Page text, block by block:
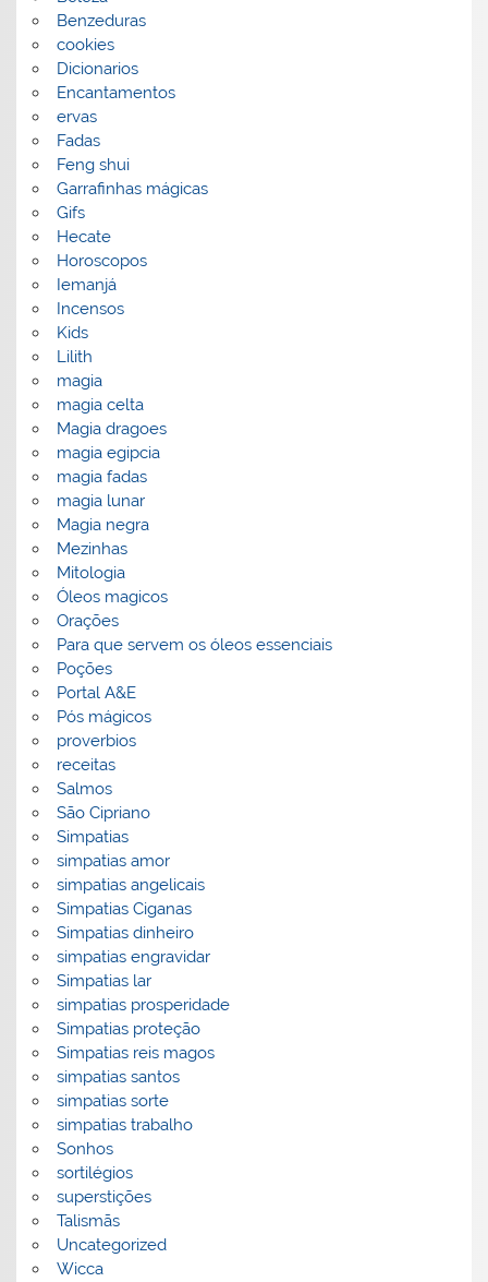
Benzeduras
cookies
Dicionarios
Encantamentos
ervas
Fadas
Feng shui
Garrafinhas mágicas
Gifs
Hecate
Horoscopos
Iemanjá
Incensos
Kids
Lilith
magia
magia celta
Magia dragoes
magia egipcia
magia fadas
magia lunar
Magia negra
Mezinhas
Mitologia
Óleos magicos
Orações
Para que servem os óleos essenciais
Poções
Portal A&E
Pós mágicos
proverbios
receitas
Salmos
São Cipriano
Simpatias
simpatias amor
simpatias angelicais
Simpatias Ciganas
Simpatias dinheiro
simpatias engravidar
Simpatias lar
simpatias prosperidade
Simpatias proteção
Simpatias reis magos
simpatias santos
simpatias sorte
simpatias trabalho
Sonhos
sortilégios
superstições
Talismãs
Uncategorized
Wicca